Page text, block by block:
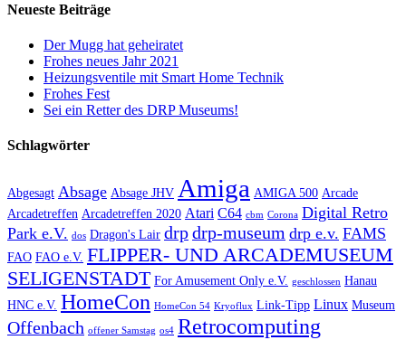
Neueste Beiträge
Der Mugg hat geheiratet
Frohes neues Jahr 2021
Heizungsventile mit Smart Home Technik
Frohes Fest
Sei ein Retter des DRP Museums!
Schlagwörter
Abgesagt Absage Absage JHV Amiga AMIGA 500 Arcade
Arcadetreffen Arcadetreffen 2020 Atari C64 cbm Corona Digital Retro
Park e.V. dos Dragon's Lair drpdrp-museum drp e.v. FAMS
FAO FAO e.V. FLIPPER- UND ARCADEMUSEUM
SELIGENSTADT For Amusement Only e.V. geschlossen Hanau
HNC e.V. HomeCon HomeCon 54 Kryoflux Link-Tipp Linux Museum
Offenbach offener Samstag os4 Retrocomputing